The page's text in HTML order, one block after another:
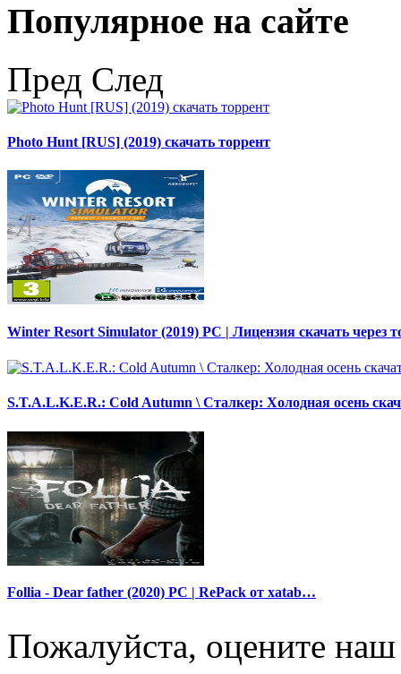
Популярное на сайте
Пред След
Photo Hunt [RUS] (2019) скачать торрент
Winter Resort Simulator (2019) PC | Лицензия скачать через
S.T.A.L.K.E.R.: Cold Autumn \ Сталкер: Холодная осень
Follia - Dear father (2020) PC | RePack от xatab…
Пожалуйста, оцените наш